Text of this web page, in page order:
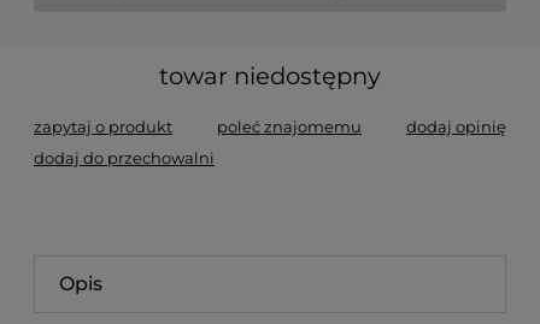
towar niedostępny
zapytaj o produkt poleć znajomemu
dodaj opinię
dodaj do przechowalni
Opis